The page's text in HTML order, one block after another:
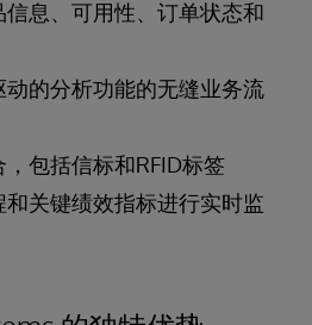
息、可用性、订单状态和
的分析功能的无缝业务流
包括信标和RFID标签
关键绩效指标进行实时监